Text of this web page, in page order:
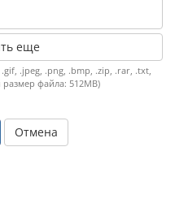
еще
.jpeg, .png, .bmp, .zip, .rar, .txt,
файла: 512MB)
Отмена